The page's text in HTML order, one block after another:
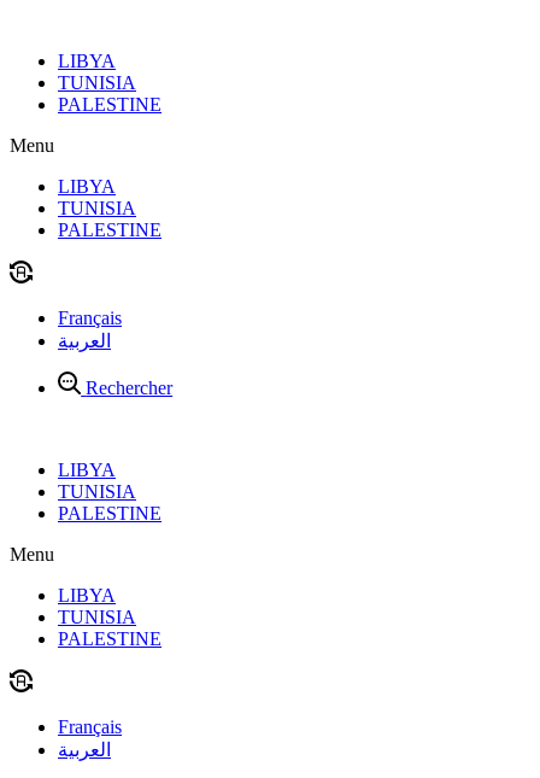
contenuLIBYA
TUNISIA
PALESTINE
Menu
LIBYA
TUNISIA
PALESTINE
Français
العربية
Rechercher
LIBYA
TUNISIA
PALESTINE
Menu
LIBYA
TUNISIA
PALESTINE
Français
العربية